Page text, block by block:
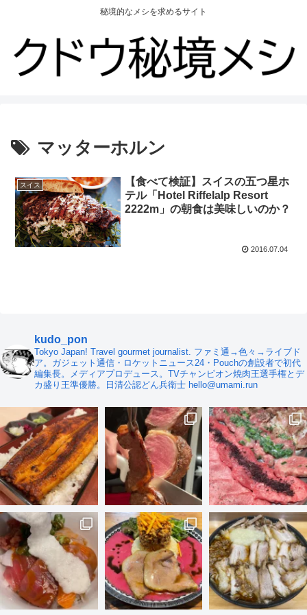
秘境的なメシを求めるサイト
マッターホルン
スイス
【食べて検証】スイスの五つ星ホ
テル「Hotel Riffelalp Resort
2222m」の朝食は美味しいのか？
2016.07.04
kudo_pon
Tokyo Japan! Travel gourmet journalist. ファミ通→色々→ライブド
ア。ガジェット通信・ロケットニュース24・Pouchの創設者で初代
編集長。メディアプロデュース。TVチャンピオン焼肉王選手権とデ
カ盛り王準優勝。日清公認どん兵衛士 hello@umami.run